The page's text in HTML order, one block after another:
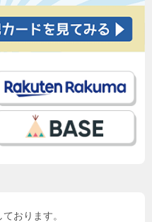
おります。